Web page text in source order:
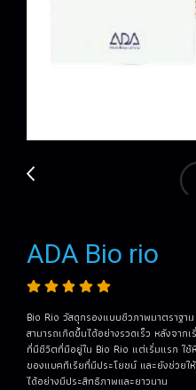
ADA Bio rio
Bio Rio วัสดุกรองแบบชีวภาพมาตราฐา
สามารถเกิดขึ้นได้อย่างรวดเร็ว หลังจาก
ที่มีชีวิตที่มีอยู่ใน Bio Rio แต่เริ่มแรก ใช้
ของแบคทีเรียที่มีประโยชน์ และยังช่วย
ได้อย่างมีประสิทธิภาพและยาวนาน